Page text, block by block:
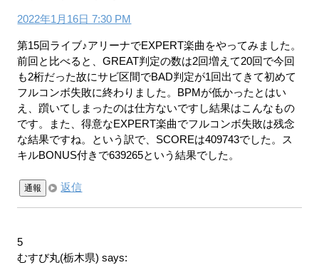
2022年1月16日 7:30 PM
第15回ライブ♪アリーナでEXPERT楽曲をやってみました。
前回と比べると、GREAT判定の数は2回増えて20回で今回
も2桁だった故にサビ区間でBAD判定が1回出てきて初めて
フルコンボ失敗に終わりました。BPMが低かったとはい
え、躓いてしまったのは仕方ないですし結果はこんなもの
です。また、得意なEXPERT楽曲でフルコンボ失敗は残念
な結果ですね。という訳で、SCOREは409743でした。ス
キルBONUS付きで639265という結果でした。
通報 返信
5
むすび丸(栃木県) says: